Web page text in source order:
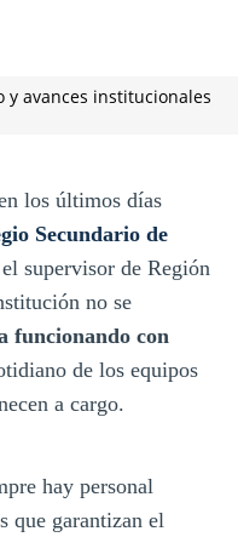
y avances institucionales
los últimos días
Secundario de
supervisor de Región
no se
funcionando con
de los equipos
a cargo.
hay personal
que garantizan el